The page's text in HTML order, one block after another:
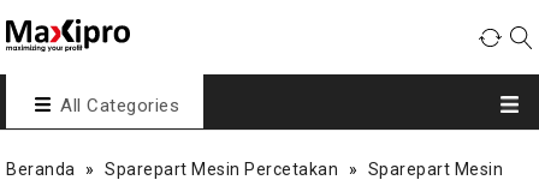
All Categories
Beranda » Sparepart Mesin Percetakan »
Sparepart Mesin